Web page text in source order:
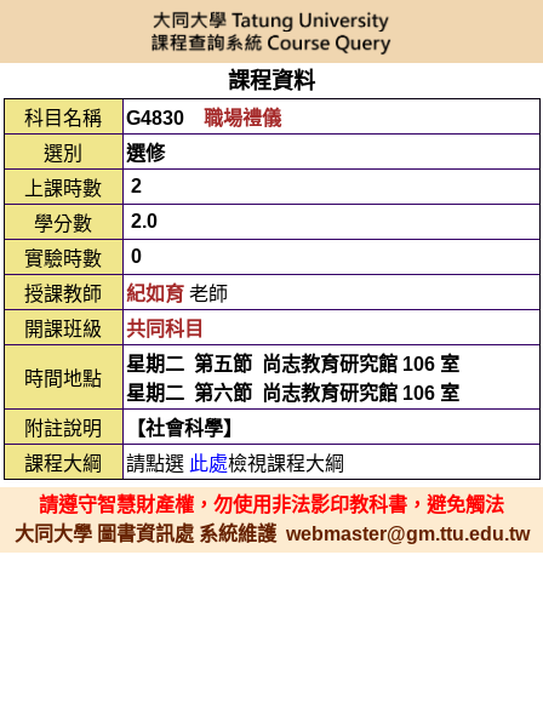
課程資料
科目名稱 G4830
職場禮儀
選別
選修
上課時數
2
學分數
2.0
實驗時數
0
授課教師
紀如育老師
開課班級
共同科目
時間地點
星期二 第五節
尚志教育研究館 106 室
星期二 第六節
尚志教育研究館 106 室
附註說明
【社會科學】
課程大綱
請點選 此處檢視課程大綱
請遵守智慧財產權，勿使用非法影印教科書，避免觸法
大同大學 圖書資訊處 系統維護 webmaster@gm.ttu.edu.tw